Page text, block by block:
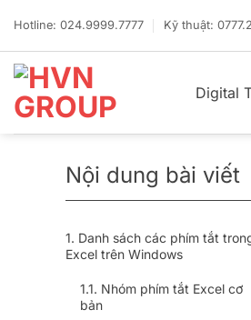
qua
dung
Hotline: 024.9999.7777 Kỹ thuật:
Digital
Nội dung bài viết
Danh sách các phím tắt
Excel trên Windows
Nhóm phím tắt Excel cơ
bản